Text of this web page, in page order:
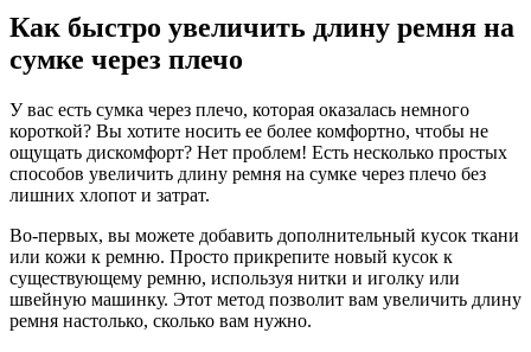
Как быстро увеличить длину ремня на
сумке через плечо
У вас есть сумка через плечо, которая оказалась немного
короткой? Вы хотите носить ее более комфортно, чтобы не
ощущать дискомфорт? Нет проблем! Есть несколько простых
способов увеличить длину ремня на сумке через плечо без
лишних хлопот и затрат.
Во-первых, вы можете добавить дополнительный кусок ткани
или кожи к ремню. Просто прикрепите новый кусок к
существующему ремню, используя нитки и иголку или
швейную машинку. Этот метод позволит вам увеличить длину
ремня настолько, сколько вам нужно.